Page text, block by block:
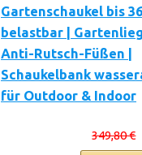
Gartenschaukel bis
belastbar |
Anti-Rutsch-Füßen |
Schaukelbank
für Outdoor & Indoor
349,80 €